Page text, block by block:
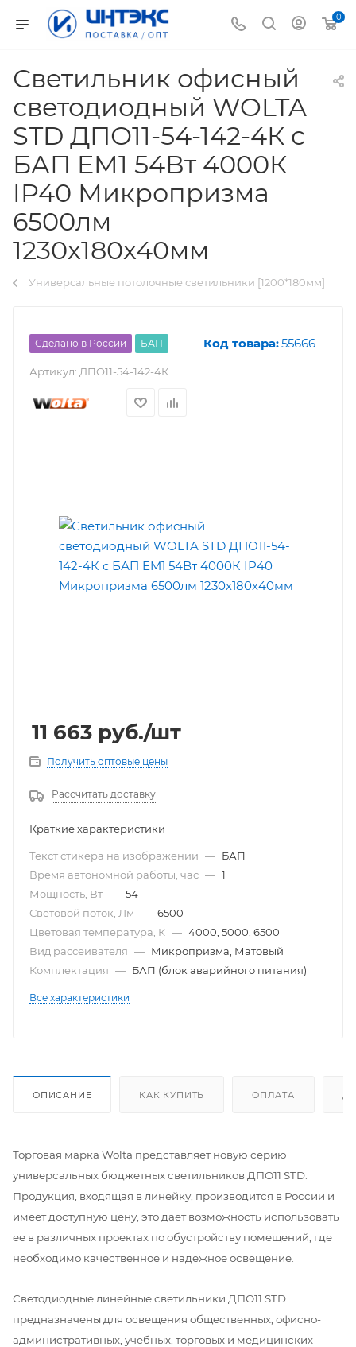
0
Светильник офисный
светодиодный WOLTA
STD ДПО11-54-142-4К с
БАП EM1 54Вт 4000К
IP40 Микропризма
6500лм
1230х180х40мм
Универсальные потолочные светильники [1200*180мм]
Сделано в России БАП Код товара:55666
Артикул: ДПО11-54-142-4К
11 663 руб./шт
Получить оптовые цены
Рассчитать доставку
Краткие характеристики
Текст стикера на изображении — БАП
Время автономной работы, час — 1
Мощность, Вт — 54
Световой поток, Лм — 6500
Цветовая температура, К — 4000, 5000, 6500
Вид рассеивателя — Микропризма, Матовый
Комплектация — БАП (блок аварийного питания)
Все характеристики
ОПИСАНИЕ КАК КУПИТЬ ОПЛАТА
Торговая марка Wolta представляет новую серию
универсальных бюджетных светильников ДПО11 STD.
Продукция, входящая в линейку, производится в России и
имеет доступную цену, это дает возможность использовать
ее в различных проектах по обустройству помещений, где
необходимо качественное и надежное освещение.
Светодиодные линейные светильники ДПО11 STD
предназначены для освещения общественных, офисно-
административных, учебных, торговых и медицинских